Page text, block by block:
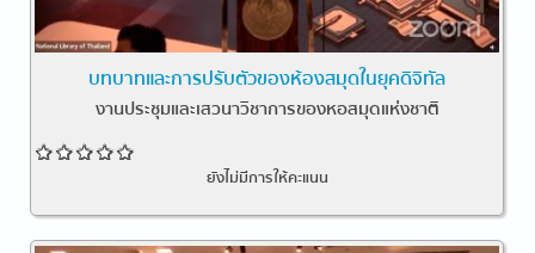
บทบาทและการปรับตัวของห้องสมุดในยุคดิจิทัล
งานประชุมและเสวนาวิชาการของหอสมุดแห่งชาติ
ยังไม่มีการให้คะแนน